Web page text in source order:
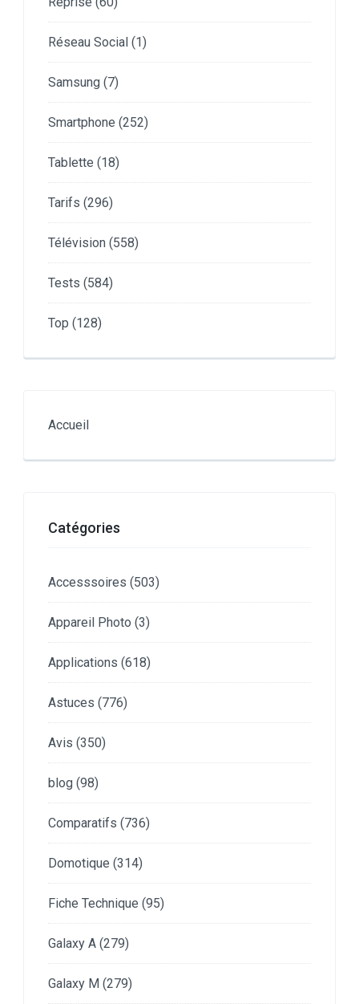
Réseau Social (1)
Samsung (7)
Smartphone (252)
Tablette (18)
Tarifs (296)
Télévision (558)
Tests (584)
Top (128)
Accueil
Catégories
Accesssoires (503)
Appareil Photo (3)
Applications (618)
Astuces (776)
Avis (350)
blog (98)
Comparatifs (736)
Domotique (314)
Fiche Technique (95)
Galaxy A (279)
Galaxy M (279)